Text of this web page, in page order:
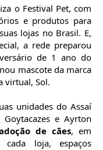
o Festival Pet, com
e produtos para
lojas no Brasil. E,
a rede preparou
de 1 ano do
mascote da marca
virtual, Sol.
unidades do Assaí
e Ayrton
de cães, em
loja, espaços